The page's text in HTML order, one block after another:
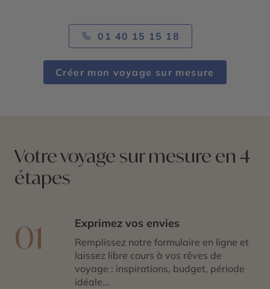
01 40 15 15 18
Créer mon voyage sur mesure
Votre voyage sur mesure en 4
étapes
01 Exprimez vos envies
Remplissez notre formulaire en ligne et
laissez libre cours à vos rêves de
voyage : inspirations, budget, période
idéale…